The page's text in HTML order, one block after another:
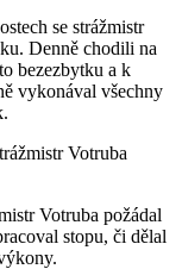
se strážmistr
Denně chodili na
bezezbytku a k
vykonával všechny
Votruba
Votruba požádal
stopu, či dělal